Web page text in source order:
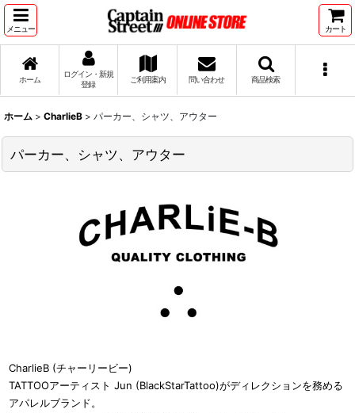
メニュー カート
ホーム
ログイン・新規
登録
ご利用案内 問い合わせ 商品検索
ホーム > CharlieB > パーカー、シャツ、アウター
パーカー、シャツ、アウター
CharlieB (チャーリービー)
TATTOOアーティスト Jun (BlackStarTattoo)がディレクションを務める
アパレルブランド。